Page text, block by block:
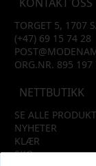
TORGET 5, 1707
(+47) 69 15 74 28
ORG.NR. 895 197
NETTBUTIKK
SE ALLE
NYHETER
KLÆR
SKO